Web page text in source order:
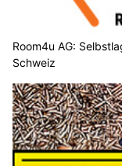
Room4u AG:
Schweiz